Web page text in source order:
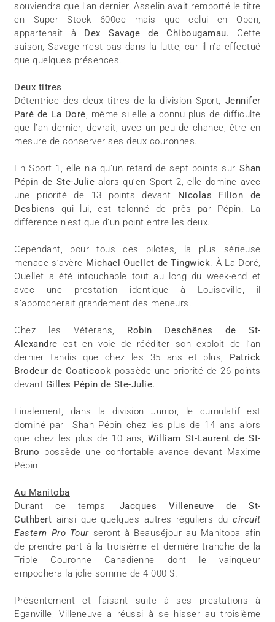
souviendra que l’an dernier, Asselin avait remporté le titre
en Super Stock 600cc mais que celui en Open,
appartenait à Dex Savage de Chibougamau. Cette
saison, Savage n’est pas dans la lutte, car il n’a effectué
que quelques présences.
Deux titres
Détentrice des deux titres de la division Sport, Jennifer
Paré de La Doré, même si elle a connu plus de difficulté
que l’an dernier, devrait, avec un peu de chance, être en
mesure de conserver ses deux couronnes.
En Sport 1, elle n’a qu’un retard de sept points sur Shan
Pépin de Ste-Julie alors qu’en Sport 2, elle domine avec
une priorité de 13 points devant
Nicolas Filion de
Desbiens qui lui, est talonné de près par Pépin. La
différence n’est que d’un point entre les deux.
Cependant, pour tous ces pilotes, la plus sérieuse
menace s’avère Michael Ouellet de Tingwick. À La Doré,
Ouellet a été intouchable tout au long du week-end et
avec une prestation identique à Louiseville, il
s’approcherait grandement des meneurs.
Chez les Vétérans, Robin Deschênes de St-
Alexandre est en voie de rééditer son exploit de l’an
dernier tandis que chez les 35 ans et plus,
Patrick
Brodeur de Coaticook possède une priorité de 26 points
devant Gilles Pépin de Ste-Julie.
Finalement, dans la division Junior, le cumulatif est
dominé par
Shan Pépin chez les plus de 14 ans alors
que chez les plus de 10 ans,William St-Laurent de St-
Bruno possède une confortable avance devant Maxime
Pépin.
Au Manitoba
Durant ce temps, Jacques Villeneuve de St-
Cuthbert ainsi que quelques autres réguliers ducircuit
Eastern Pro Tourseront à Beauséjour au Manitoba afin
de prendre part à la troisième et dernière tranche de la
Triple Couronne Canadienne dont le vainqueur
empochera la jolie somme de 4 000 $.
Présentement et faisant suite à ses prestations à
Eganville, Villeneuve a réussi à se hisser au troisième